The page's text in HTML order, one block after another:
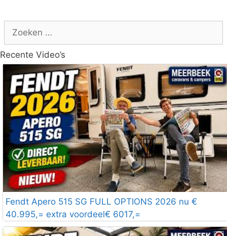
naar:
Recente Video’s
Fendt Apero 515 SG FULL OPTIONS 2026 nu €
40.995,= extra voordeel€ 6017,=